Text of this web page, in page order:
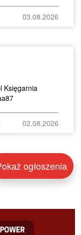
03.08.2026
Księgarnia
02.08.2026
ogłoszenia